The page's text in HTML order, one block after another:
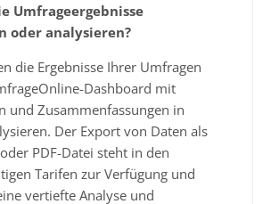
Umfrageergebnisse
oder analysieren?
die Ergebnisse Ihrer Umfragen
Dashboard mit
und Zusammenfassungen in
Der Export von Daten als
oder PDF-Datei steht in den
Tarifen zur Verfügung und
vertiefte Analyse und